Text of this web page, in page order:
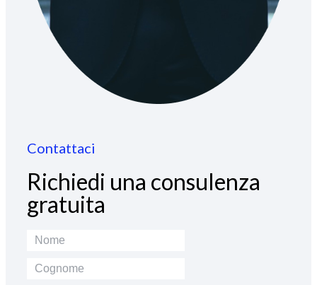
Contattaci
Richiedi una consulenza
gratuita